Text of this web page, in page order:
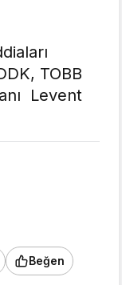
TOBB
Levent
Beğen